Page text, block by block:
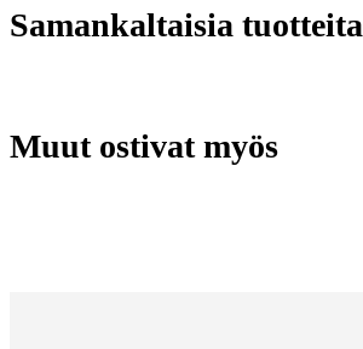
Samankaltaisia tuotteita
Muut ostivat myös